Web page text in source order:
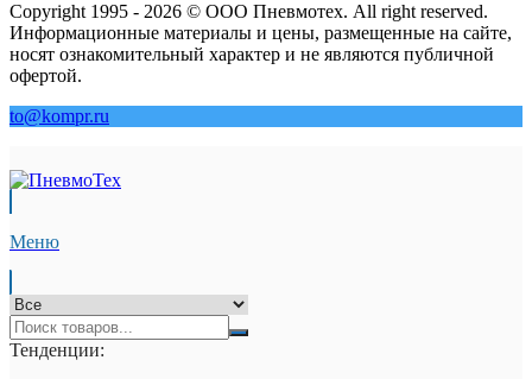
Copyright 1995 - 2026 © ООО Пневмотех. All right reserved.
Информационные материалы и цены, размещенные на сайте,
носят ознакомительный характер и не являются публичной
офертой.
to@kompr.ru
Меню
Тенденции: